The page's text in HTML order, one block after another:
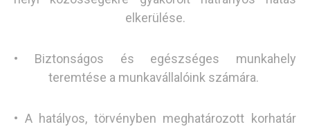
elkerülése.
• Biztonságos és egészséges munkahely
teremtése a munkavállalóink számára.
• A hatályos, törvényben meghatározott korhatár